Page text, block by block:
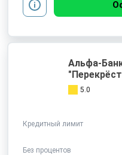
Альфа-
5.0
Кредитный лимит
Без процентов